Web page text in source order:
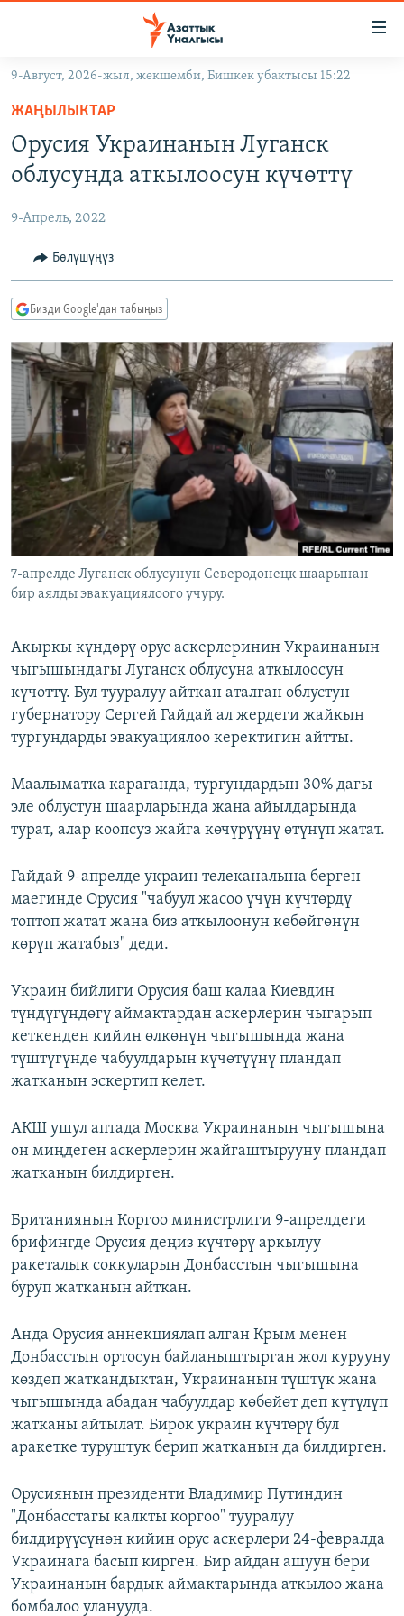
Навигацияга
өтүңүз
Издөөгө
салыңызКЫРГЫЗСТАН
ЭКОНОМИКА
МАДАНИЯТ
ДҮЙНӨ
БОРБОР АЗИЯ
УКРАИНА
АТАЙЫН ИЛИКТӨӨ
ТВ ПРОГРАММАЛАР
ЭКСПЕРТТЕР ТАЛДАЙТ
БИЗ ЖАНА ДҮЙНӨ
ДАНИСТЕ
ЭЖЕ-СИҢДИЛЕР
АЗАТТЫК+
ЫҢГАЙСЫЗ СУРООЛОР
ӨЗГӨЧӨ ПИКИР
Русский
ОНЛАЙН ШЕРИНЕ
ЭЕ/АРнун бардык сайттары
9-Август, 2026-жыл, жекшемби, Бишкек убактысы 15:22
ЖАҢЫЛЫКТАР
Орусия Украинанын Луганск
облусунда аткылоосун күчөттү
9-Апрель, 2022
Бөлүшүңүз
Бизди Google'дан табыңыз
7-апрелде Луганск облусунун Северодонецк шаарынан
бир аялды эвакуациялоого учуру.
Акыркы күндөрү орус аскерлеринин Украинанын
чыгышындагы Луганск облусуна аткылоосун
күчөттү. Бул тууралуу айткан аталган облустун
губернатору Сергей Гайдай ал жердеги жайкын
тургундарды эвакуациялоо керектигин айтты.
Маалыматка караганда, тургундардын 30% дагы
эле облустун шаарларында жана айылдарында
турат, алар коопсуз жайга көчүрүүнү өтүнүп жатат.
Гайдай 9-апрелде украин телеканалына берген
маегинде Орусия "чабуул жасоо үчүн күчтөрдү
топтоп жатат жана биз аткылоонун көбөйгөнүн
көрүп жатабыз" деди.
Украин бийлиги Орусия баш калаа Киевдин
түндүгүндөгү аймактардан аскерлерин чыгарып
кеткенден кийин өлкөнүн чыгышында жана
түштүгүндө чабуулдарын күчөтүүнү пландап
жатканын эскертип келет.
АКШ ушул аптада Москва Украинанын чыгышына
он миңдеген аскерлерин жайгаштырууну пландап
жатканын билдирген.
Британиянын Коргоо министрлиги 9-апрелдеги
брифингде Орусия деңиз күчтөрү аркылуу
ракеталык соккуларын Донбасстын чыгышына
буруп жатканын айткан.
Анда Орусия аннекциялап алган Крым менен
Донбасстын ортосун байланыштырган жол курууну
көздөп жаткандыктан, Украинанын түштүк жана
чыгышында абадан чабуулдар көбөйөт деп күтүлүп
жатканы айтылат. Бирок украин күчтөрү бул
аракетке туруштук берип жатканын да билдирген.
Орусиянын президенти Владимир Путиндин
"Донбасстагы калкты коргоо" тууралуу
билдирүүсүнөн кийин орус аскерлери 24-февралда
Украинага басып кирген. Бир айдан ашуун бери
Украинанын бардык аймактарында аткылоо жана
бомбалоо уланууда.